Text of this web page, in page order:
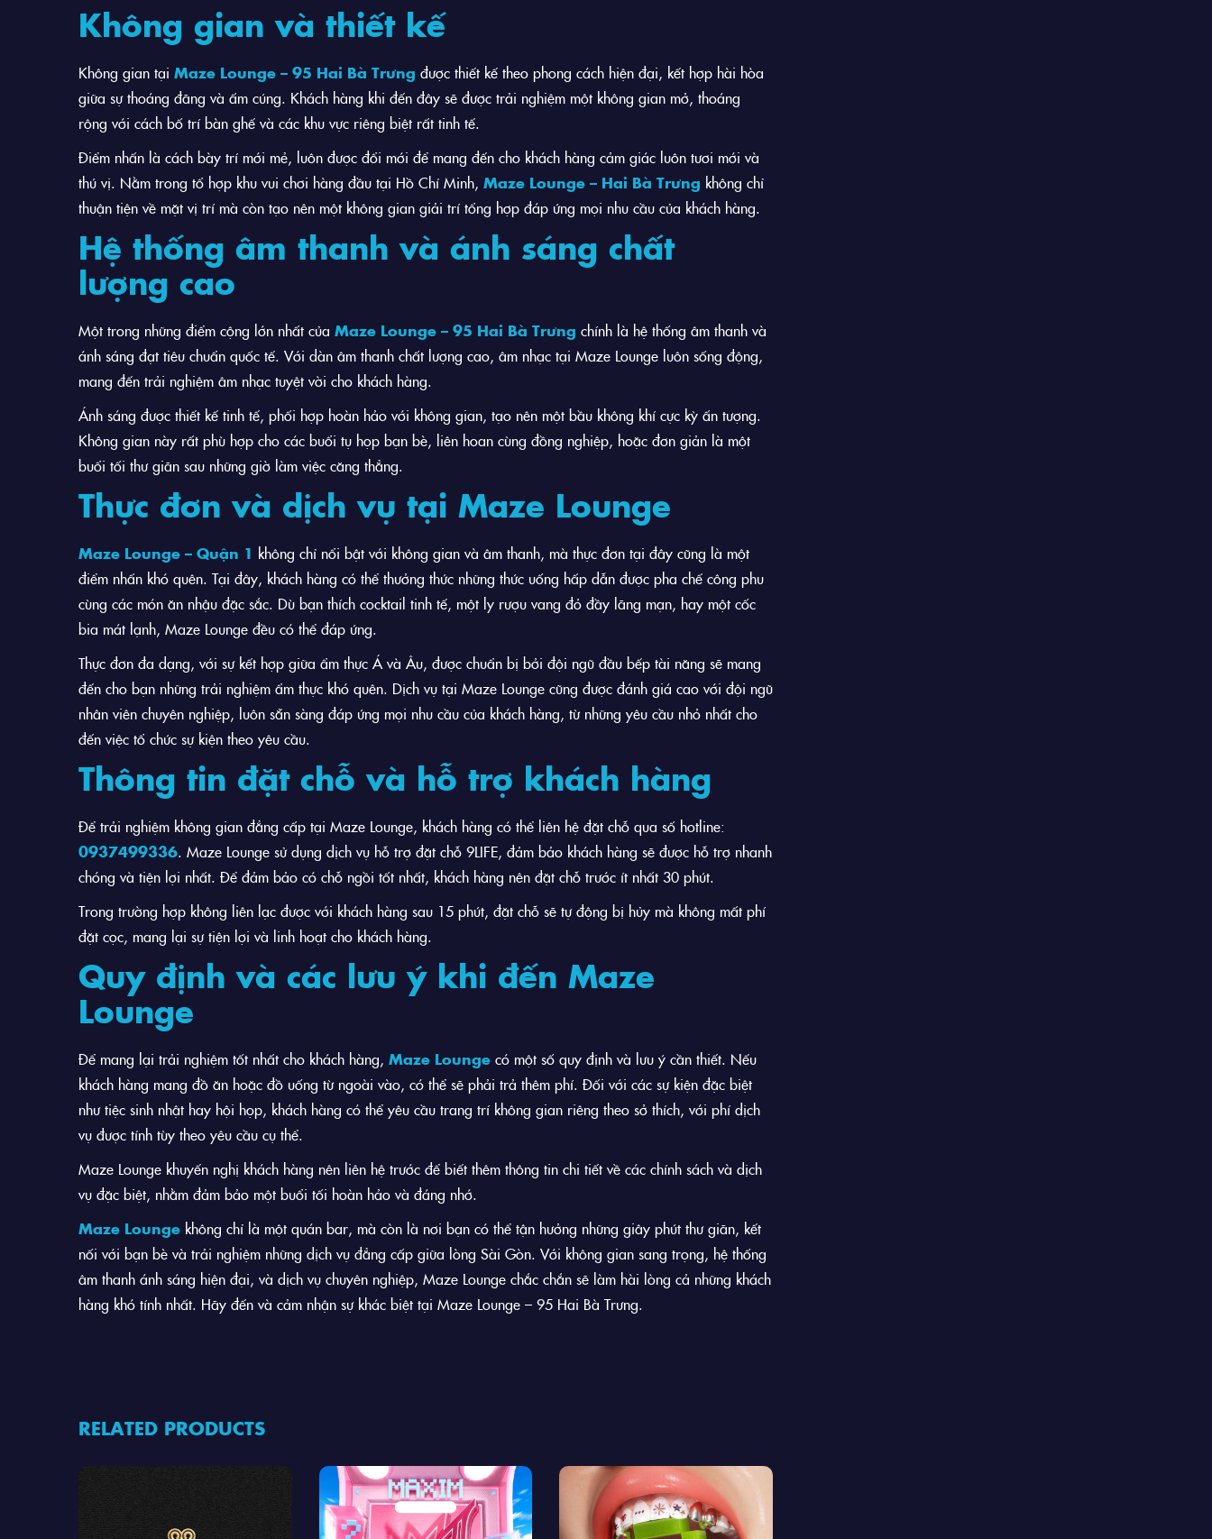
Không gian và thiết kế
Không gian tại Maze Lounge – 95 Hai Bà Trưng được thiết kế theo phong cách hiện đại, kết hợp hài hòa
giữa sự thoáng đãng và ấm cúng. Khách hàng khi đến đây sẽ được trải nghiệm một không gian mở, thoáng
rộng với cách bố trí bàn ghế và các khu vực riêng biệt rất tinh tế.
Điểm nhấn là cách bày trí mới mẻ, luôn được đổi mới để mang đến cho khách hàng cảm giác luôn tươi mới và
thú vị. Nằm trong tổ hợp khu vui chơi hàng đầu tại Hồ Chí Minh, Maze Lounge – Hai Bà Trưng không chỉ
thuận tiện về mặt vị trí mà còn tạo nên một không gian giải trí tổng hợp đáp ứng mọi nhu cầu của khách hàng.
Hệ thống âm thanh và ánh sáng chất
lượng cao
Một trong những điểm cộng lớn nhất của Maze Lounge – 95 Hai Bà Trưng chính là hệ thống âm thanh và
ánh sáng đạt tiêu chuẩn quốc tế. Với dàn âm thanh chất lượng cao, âm nhạc tại Maze Lounge luôn sống động,
mang đến trải nghiệm âm nhạc tuyệt vời cho khách hàng.
Ánh sáng được thiết kế tinh tế, phối hợp hoàn hảo với không gian, tạo nên một bầu không khí cực kỳ ấn tượng.
Không gian này rất phù hợp cho các buổi tụ họp bạn bè, liên hoan cùng đồng nghiệp, hoặc đơn giản là một
buổi tối thư giãn sau những giờ làm việc căng thẳng.
Thực đơn và dịch vụ tại Maze Lounge
Maze Lounge – Quận 1 không chỉ nổi bật với không gian và âm thanh, mà thực đơn tại đây cũng là một
điểm nhấn khó quên. Tại đây, khách hàng có thể thưởng thức những thức uống hấp dẫn được pha chế công phu
cùng các món ăn nhậu đặc sắc. Dù bạn thích cocktail tinh tế, một ly rượu vang đỏ đầy lãng mạn, hay một cốc
bia mát lạnh, Maze Lounge đều có thể đáp ứng.
Thực đơn đa dạng, với sự kết hợp giữa ẩm thực Á và Âu, được chuẩn bị bởi đội ngũ đầu bếp tài năng sẽ mang
đến cho bạn những trải nghiệm ẩm thực khó quên. Dịch vụ tại Maze Lounge cũng được đánh giá cao với đội ngũ
nhân viên chuyên nghiệp, luôn sẵn sàng đáp ứng mọi nhu cầu của khách hàng, từ những yêu cầu nhỏ nhất cho
đến việc tổ chức sự kiện theo yêu cầu.
Thông tin đặt chỗ và hỗ trợ khách hàng
Để trải nghiệm không gian đẳng cấp tại Maze Lounge, khách hàng có thể liên hệ đặt chỗ qua số hotline:
0937499336. Maze Lounge sử dụng dịch vụ hỗ trợ đặt chỗ 9LIFE, đảm bảo khách hàng sẽ được hỗ trợ nhanh
chóng và tiện lợi nhất. Để đảm bảo có chỗ ngồi tốt nhất, khách hàng nên đặt chỗ trước ít nhất 30 phút.
Trong trường hợp không liên lạc được với khách hàng sau 15 phút, đặt chỗ sẽ tự động bị hủy mà không mất phí
đặt cọc, mang lại sự tiện lợi và linh hoạt cho khách hàng.
Quy định và các lưu ý khi đến Maze
Lounge
Để mang lại trải nghiệm tốt nhất cho khách hàng, Maze Lounge có một số quy định và lưu ý cần thiết. Nếu
khách hàng mang đồ ăn hoặc đồ uống từ ngoài vào, có thể sẽ phải trả thêm phí. Đối với các sự kiện đặc biệt
như tiệc sinh nhật hay hội họp, khách hàng có thể yêu cầu trang trí không gian riêng theo sở thích, với phí dịch
vụ được tính tùy theo yêu cầu cụ thể.
Maze Lounge khuyến nghị khách hàng nên liên hệ trước để biết thêm thông tin chi tiết về các chính sách và dịch
vụ đặc biệt, nhằm đảm bảo một buổi tối hoàn hảo và đáng nhớ.
Maze Lounge không chỉ là một quán bar, mà còn là nơi bạn có thể tận hưởng những giây phút thư giãn, kết
nối với bạn bè và trải nghiệm những dịch vụ đẳng cấp giữa lòng Sài Gòn. Với không gian sang trọng, hệ thống
âm thanh ánh sáng hiện đại, và dịch vụ chuyên nghiệp, Maze Lounge chắc chắn sẽ làm hài lòng cả những khách
hàng khó tính nhất. Hãy đến và cảm nhận sự khác biệt tại Maze Lounge – 95 Hai Bà Trưng.
RELATED PRODUCTS